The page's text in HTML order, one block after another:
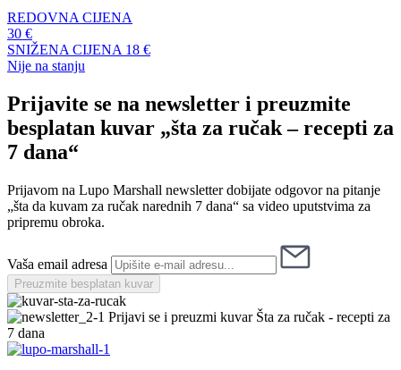
REDOVNA CIJENA
30 €
SNIŽENA CIJENA 18 €
Nije na stanju
Prijavite se na newsletter i preuzmite
besplatan kuvar „šta za ručak – recepti za
7 dana“
Prijavom na Lupo Marshall newsletter dobijate odgovor na pitanje
„šta da kuvam za ručak narednih 7 dana“ sa video uputstvima za
pripremu obroka.
Vaša email adresa
Preuzmite besplatan kuvar
Prijavi se i preuzmi kuvar Šta za ručak - recepti za
7 dana